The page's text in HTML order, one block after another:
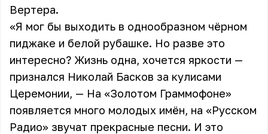
Вертера.
«Я мог бы выходить в однообразном чёрном
пиджаке и белой рубашке. Но разве это
интересно? Жизнь одна, хочется яркости —
признался Николай Басков за кулисами
Церемонии, — На «Золотом Граммофоне»
появляется много молодых имён, на «Русском
Радио» звучат прекрасные песни. И это